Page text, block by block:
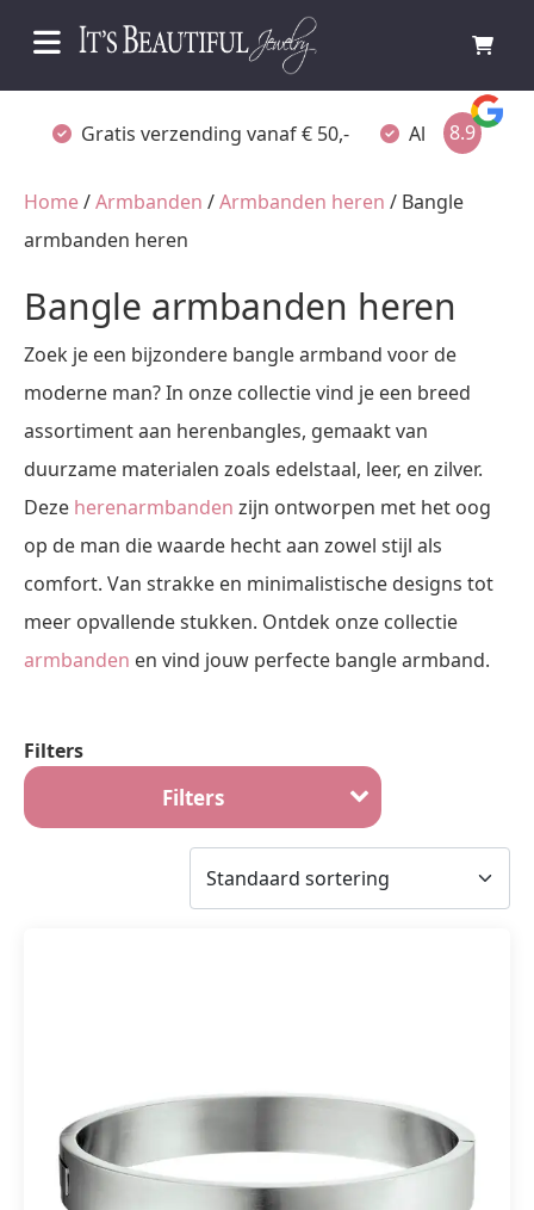
Gratis verzending vanaf € 50,- Altijd verpakt
8.9
Home/Armbanden /Armbanden heren / Bangle
armbanden heren
Bangle armbanden heren
Zoek je een bijzondere bangle armband voor de
moderne man? In onze collectie vind je een breed
assortiment aan herenbangles, gemaakt van
duurzame materialen zoals edelstaal, leer, en zilver.
Deze herenarmbanden zijn ontworpen met het oog
op de man die waarde hecht aan zowel stijl als
comfort. Van strakke en minimalistische designs tot
meer opvallende stukken. Ontdek onze collectie
armbanden en vind jouw perfecte bangle armband.
Filters
Filters